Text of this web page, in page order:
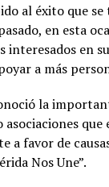
al éxito que
en esta
interesados en
a más
la
asociaciones
a favor de
Nos Une”.